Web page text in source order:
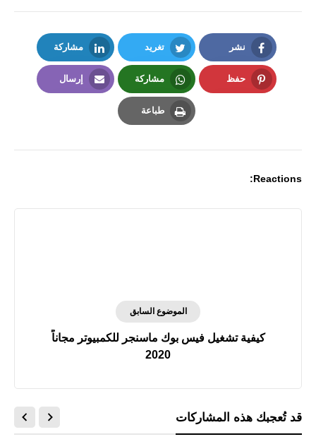
نشر
Facebook
تغريد
Twitter
مشاركة
LinkedIn
حفظ مشاركة
Whatsapp
إرسال
طباعة
Reactions:
الموضوع السابق
كيفية تشغيل فيس بوك ماسنجر للكمبيوتر مجاناً
2020
قد تُعجبك هذه المشاركات